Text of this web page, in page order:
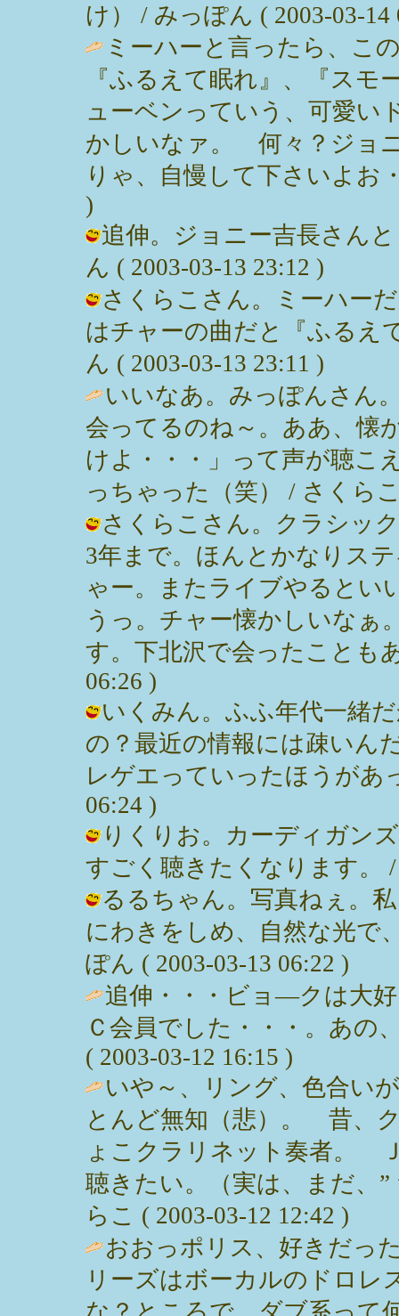
け） / みっぽん ( 2003-03-14
ミーハーと言ったら、こ
『ふるえて眠れ』、『ス
ューベンっていう、可愛い
かしいなァ。 何々？ジョ
りゃ、自慢して下さいよお
)
追伸。ジョニー吉長さん
ん ( 2003-03-13 23:12 )
さくらこさん。ミーハー
はチャーの曲だと『ふるえ
ん ( 2003-03-13 23:11 )
いいなあ。みっぽんさん
会ってるのね～。ああ、懐
けよ・・・」って声が聴こ
っちゃった（笑） / さくら
さくらこさん。クラシッ
3年まで。ほんとかなりス
ゃー。またライブやるとい
うっ。チャー懐かしいなぁ
す。下北沢で会ったことも
06:26 )
いくみん。ふふ年代一緒
の？最近の情報には疎いん
レゲエっていったほうがあ
06:24 )
りくりお。カーディガン
すごく聴きたくなります。
るるちゃん。写真ねぇ。
にわきをしめ、自然な光で
ぽん ( 2003-03-13 06:22 )
追伸・・・ビョ―クは大
Ｃ会員でした・・・。あの
( 2003-03-12 16:15 )
いや～、リング、色合い
とんど無知（悲）。 昔、
ょこクラリネット奏者。
聴きたい。（実は、まだ
らこ ( 2003-03-12 12:42 )
おおっポリス、好きだっ
リーズはボーカルのドロレ